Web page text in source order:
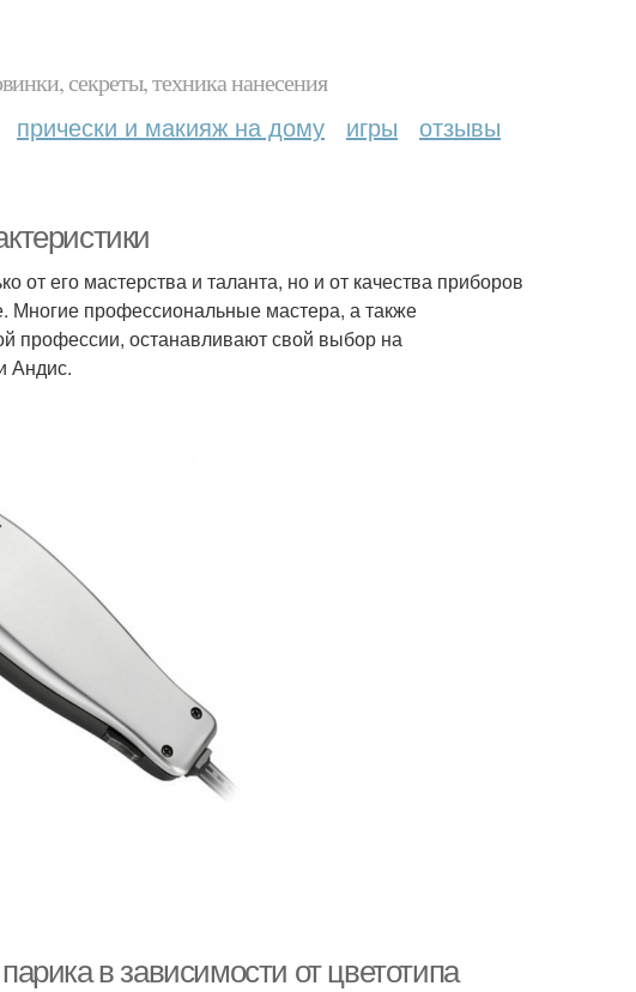
секреты, техника нанесения
прически и макияж на дому игры отзывы
от его мастерства и таланта, но и от качества приборов
Многие профессиональные мастера, а также
профессии, останавливают свой выбор на
Андис.
в зависимости от цветотипа